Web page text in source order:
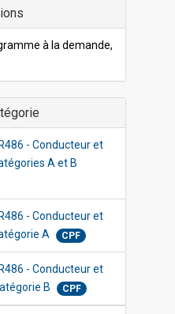
à la demande,
- Conducteur et
A et B
- Conducteur et
A
CPF
- Conducteur et
B
CPF